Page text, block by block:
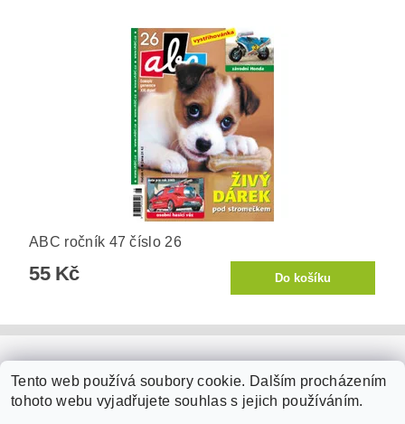
ABC ročník 47 číslo 26
55 Kč
Tento web používá soubory cookie. Dalším procházením
tohoto webu vyjadřujete souhlas s jejich používáním.